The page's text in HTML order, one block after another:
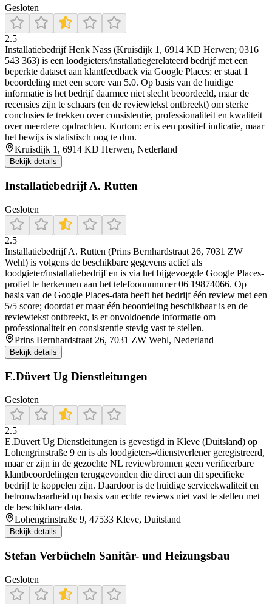
Gesloten
2.5
Installatiebedrijf Henk Nass (Kruisdijk 1, 6914 KD Herwen; 0316
543 363) is een loodgieters/installatiegerelateerd bedrijf met een
beperkte dataset aan klantfeedback via Google Places: er staat 1
beoordeling met een score van 5.0. Op basis van de huidige
informatie is het bedrijf daarmee niet slecht beoordeeld, maar de
recensies zijn te schaars (en de reviewtekst ontbreekt) om sterke
conclusies te trekken over consistentie, professionaliteit en kwaliteit
over meerdere opdrachten. Kortom: er is een positief indicatie, maar
het bewijs is statistisch nog te dun.
Kruisdijk 1, 6914 KD Herwen, Nederland
Bekijk details
Installatiebedrijf A. Rutten
Gesloten
2.5
Installatiebedrijf A. Rutten (Prins Bernhardstraat 26, 7031 ZW
Wehl) is volgens de beschikbare gegevens actief als
loodgieter/installatiebedrijf en is via het bijgevoegde Google Places-
profiel te herkennen aan het telefoonnummer 06 19874066. Op
basis van de Google Places-data heeft het bedrijf één review met een
5/5 score; doordat er maar één beoordeling beschikbaar is en de
reviewtekst ontbreekt, is er onvoldoende informatie om
professionaliteit en consistentie stevig vast te stellen.
Prins Bernhardstraat 26, 7031 ZW Wehl, Nederland
Bekijk details
E.Düvert Ug Dienstleitungen
Gesloten
2.5
E.Düvert Ug Dienstleitungen is gevestigd in Kleve (Duitsland) op
Lohengrinstraße 9 en is als loodgieters-/dienstverlener geregistreerd,
maar er zijn in de gezochte NL reviewbronnen geen verifieerbare
klantbeoordelingen teruggevonden die direct aan dit specifieke
bedrijf te koppelen zijn. Daardoor is de huidige servicekwaliteit en
betrouwbaarheid op basis van echte reviews niet vast te stellen met
de beschikbare data.
Lohengrinstraße 9, 47533 Kleve, Duitsland
Bekijk details
Stefan Verbücheln Sanitär- und Heizungsbau
Gesloten